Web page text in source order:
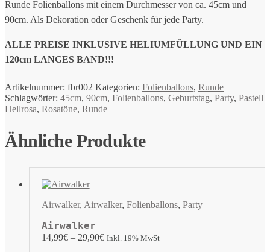
Runde Folienballons mit einem Durchmesser von ca. 45cm und
90cm. Als Dekoration oder Geschenk für jede Party.
ALLE PREISE INKLUSIVE HELIUMFÜLLUNG UND EIN
120cm LANGES BAND!!!
Artikelnummer: fbr002 Kategorien: Folienballons, Runde
Schlagwörter: 45cm, 90cm, Folienballons, Geburtstag, Party, Pastell
Hellrosa, Rosatöne, Runde
Ähnliche Produkte
Airwalker, Airwalker, Folienballons, Party
Airwalker
14,99€– 29,90€ Inkl. 19% MwSt